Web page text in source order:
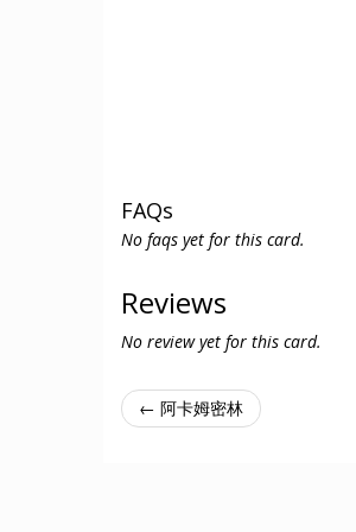
FAQs
No faqs yet for this card.
Reviews
No review yet for this card.
← 阿卡姆密林